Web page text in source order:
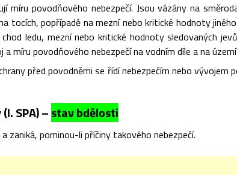
míru povodňového nebezpečí. Jsou vázány na
tocích, popřípadě na mezní nebo kritické hodnoty
ledu, mezní nebo kritické hodnoty sledovaných
míru povodňového nebezpečí na vodním díle a na
před povodněmi se řídí nebezpečím nebo vývojem
SPA) –stav bdělosti
zaniká, pominou-li příčiny takového nebezpečí.